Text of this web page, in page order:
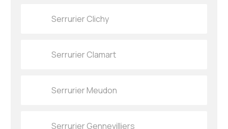
Serrurier Clichy
Serrurier Clamart
Serrurier Meudon
Serrurier Gennevilliers